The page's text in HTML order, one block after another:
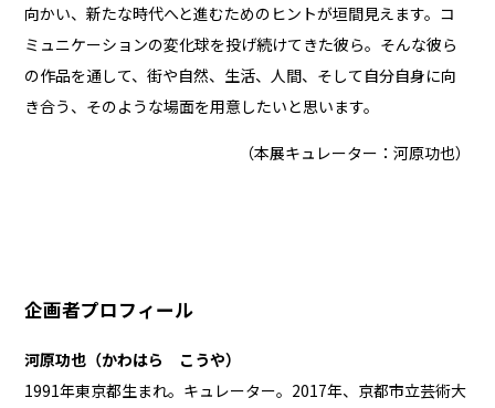
向かい、新たな時代へと進むためのヒントが垣間見えます。コ
ミュニケーションの変化球を投げ続けてきた彼ら。そんな彼ら
の作品を通して、街や自然、生活、人間、そして自分自身に向
き合う、そのような場面を用意したいと思います。
（本展キュレーター：河原功也）
企画者プロフィール
河原功也（かわはら こうや）
1991年東京都生まれ。キュレーター。2017年、京都市立芸術大